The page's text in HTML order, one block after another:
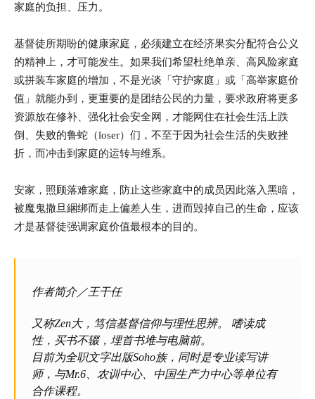
家庭的负担、压力。
基督徒所期盼的健康家庭，必须建立在经济果实分配符合公义
的精神上，才可能发生。如果我们希望杜绝单亲、高风险家庭
或拼装车家庭的增加，不是光谈「守护家庭」或「高举家庭价
值」就能办到，更重要的是团结公民的力量，要求政府将更多
资源放在修补、强化社会安全网，才能网住在社会生活上跌
倒、失败的鲁蛇（loser）们，不至于因为社会生活的失败挫
折，而冲击到家庭的运转与维系。
安家，照顾落难家庭，防止这些家庭中的成员因此落入黑暗，
被魔鬼撒旦綑绑而走上偏差人生，进而毁掉自己的生命，应该
才是基督徒强调家庭价值最根本的目的。
作者简介／王干任
又称Zen大，笃信基督信仰与理性思辨。 嗜读成
性，买书不辍，埋首书堆与电脑前。
目前为全职文字出版Soho族，同时是专业读写讲
师，与Mr.6、农训中心、中国生产力中心等单位有
合作课程。